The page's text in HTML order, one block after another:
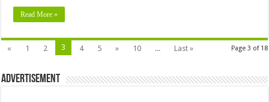
Read More »
Page 3 of 18
« 1 2 3 4 5 » 10 ... Last »
Advertisement